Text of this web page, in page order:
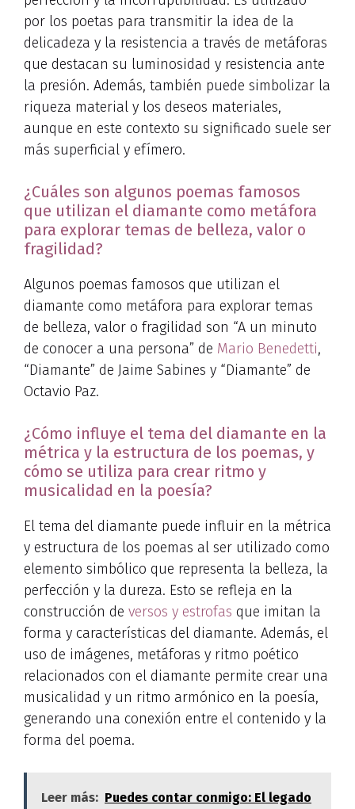
por los poetas para transmitir la idea de la
delicadeza y la resistencia a través de metáforas
que destacan su luminosidad y resistencia ante
la presión. Además, también puede simbolizar la
riqueza material y los deseos materiales,
aunque en este contexto su significado suele ser
más superficial y efímero.
¿Cuáles son algunos poemas famosos
que utilizan el diamante como metáfora
para explorar temas de belleza, valor o
fragilidad?
Algunos poemas famosos que utilizan el
diamante como metáfora para explorar temas
de belleza, valor o fragilidad son “A un minuto
de conocer a una persona” de Mario Benedetti,
“Diamante” de Jaime Sabines y “Diamante” de
Octavio Paz.
¿Cómo influye el tema del diamante en la
métrica y la estructura de los poemas, y
cómo se utiliza para crear ritmo y
musicalidad en la poesía?
El tema del diamante puede influir en la métrica
y estructura de los poemas al ser utilizado como
elemento simbólico que representa la belleza, la
perfección y la dureza. Esto se refleja en la
construcción de versos y estrofas que imitan la
forma y características del diamante. Además, el
uso de imágenes, metáforas y ritmo poético
relacionados con el diamante permite crear una
musicalidad y un ritmo armónico en la poesía,
generando una conexión entre el contenido y la
forma del poema.
Leer más: Puedes contar conmigo: El legado